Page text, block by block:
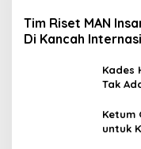
Tim Riset MAN
Di Kancah
Kades
Tak
Ketum
untuk